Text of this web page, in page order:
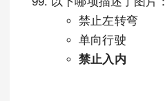
禁止左转弯
单向行驶
禁止入内